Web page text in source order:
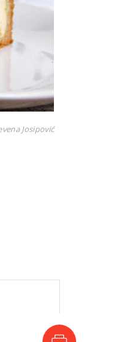
Josipović